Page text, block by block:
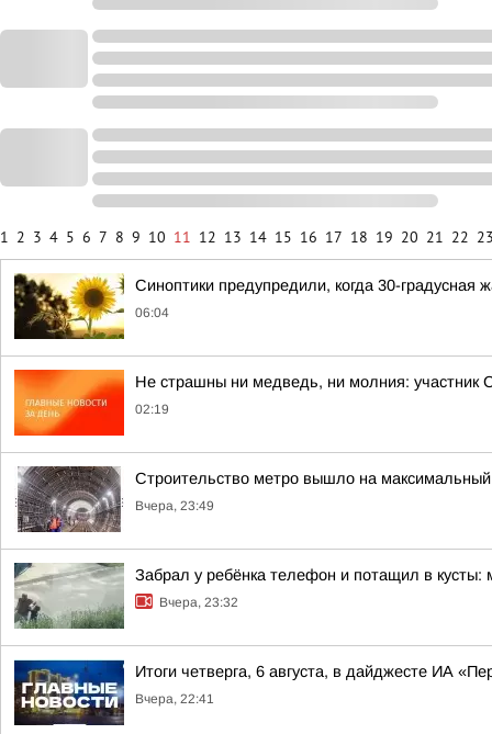
1 2 3 4 5 6 7 8 9 10 11 12 13 14 15 16 17 18 19 20 21 22
Синоптики предупредили, когда 30-градусная
06:04
Не страшны ни медведь, ни молния: участник
02:19
Строительство метро вышло на
Вчера, 23:49
Забрал у ребёнка телефон и потащил в кусты:
Вчера, 23:32
Итоги четверга, 6 августа, в дайджесте ИА
Вчера, 22:41